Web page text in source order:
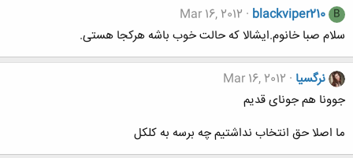
B
blackviper210
Mar 16, 2012
سلام صبا خانوم.ايشالا كه حالت خوب باشه هركجا هستی.
نرگسیا Mar 16, 2012
جوونا هم جونای قدیم
ما اصلا حق انتخاب نداشتیم چه برسه به کلکل